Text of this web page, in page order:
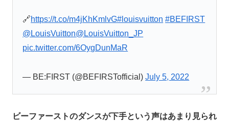
🔗https://t.co/m4jKhKmlvG#louisvuitton #BEFIRST
@LouisVuitton@LouisVuitton_JP
pic.twitter.com/6OygDunMaR
— BE:FIRST (@BEFIRSTofficial)July 5, 2022
ビーファーストのダンスが下手という声はあまり見られ